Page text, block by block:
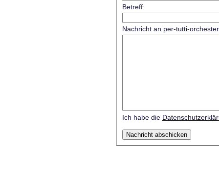
Betreff:
Nachricht an per-tutti-
Ich habe die